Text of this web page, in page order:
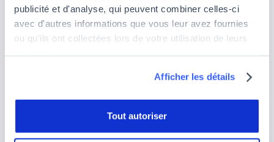
publicité et d'analyse, qui peuvent combiner celles-ci
avec d'autres informations que vous leur avez fournies
ou qu'ils ont collectées lors de votre utilisation de leurs
Afficher les détails
Tout autoriser
parcours historiques destinés aux actifs
continueront à se développer aux côtés de
nouveaux programmes, toujours certifiants et en
CEO & Fondateur